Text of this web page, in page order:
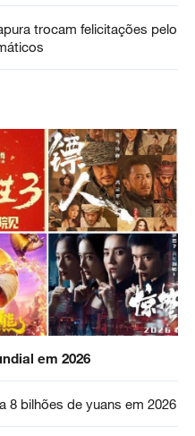
trocam felicitações pelo
em 2026
8 bilhões de yuans em 2026